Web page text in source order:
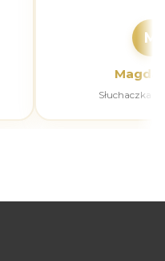
M
Słuchaczka